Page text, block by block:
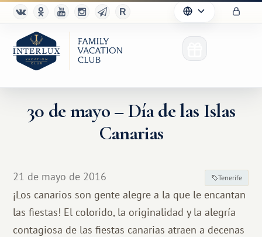
30 de mayo – Día de las Islas
Canarias
21 de mayo de 2016 Tenerife
¡Los canarios son gente alegre a la que le encantan
las fiestas! El colorido, la originalidad y la alegría
contagiosa de las fiestas canarias atraen a decenas